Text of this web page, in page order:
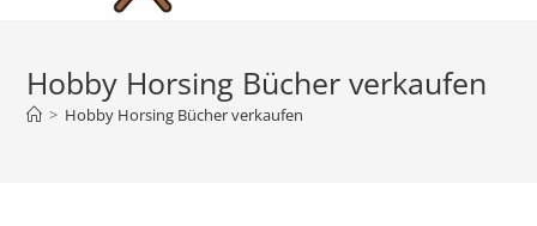
Hobby Horsing Bücher verkaufen
> Hobby Horsing Bücher verkaufen